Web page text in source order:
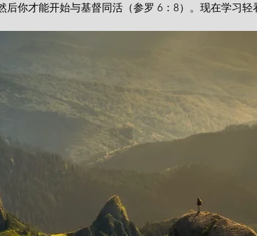
后你才能开始与基督同活（参罗 6：8）。现在学习轻